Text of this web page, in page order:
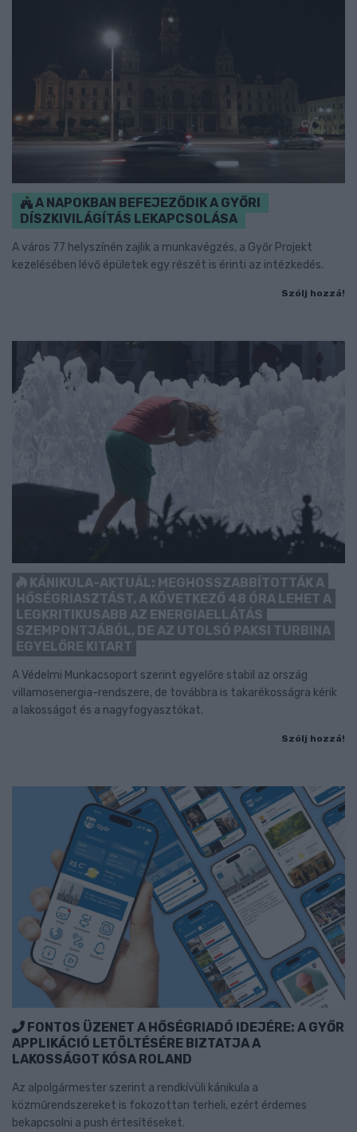
A NAPOKBAN BEFEJEZŐDIK A GYŐRI
DÍSZKIVILÁGÍTÁS LEKAPCSOLÁSA
A város 77 helyszínén zajlik a munkavégzés, a Győr Projekt
kezelésében lévő épületek egy részét is érinti az intézkedés.
Szólj hozzá!
KÁNIKULA-AKTUÁL: MEGHOSSZABBÍTOTTÁK A
HŐSÉGRIASZTÁST, A KÖVETKEZŐ 48 ÓRA LEHET A
LEGKRITIKUSABB AZ ENERGIAELLÁTÁS
SZEMPONTJÁBÓL, DE AZ UTOLSÓ PAKSI TURBINA
EGYELŐRE KITART
A Védelmi Munkacsoport szerint egyelőre stabil az ország
villamosenergia-rendszere, de továbbra is takarékosságra kérik
a lakosságot és a nagyfogyasztókat.
Szólj hozzá!
FONTOS ÜZENET A HŐSÉGRIADÓ IDEJÉRE: A GYŐR
APPLIKÁCIÓ LETÖLTÉSÉRE BIZTATJA A
LAKOSSÁGOT KÓSA ROLAND
Az alpolgármester szerint a rendkívüli kánikula a
közműrendszereket is fokozottan terheli, ezért érdemes
bekapcsolni a push értesítéseket.